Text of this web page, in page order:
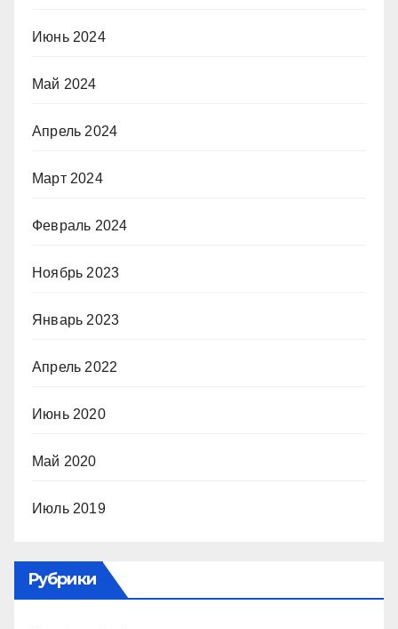
Июнь 2024
Май 2024
Апрель 2024
Март 2024
Февраль 2024
Ноябрь 2023
Январь 2023
Апрель 2022
Июнь 2020
Май 2020
Июль 2019
Рубрики